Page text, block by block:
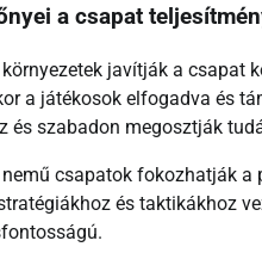
a csapat
javítják a csapat
a játékosok elfogadva és
és szabadon megosztják
csapatok fokozhatják
és taktikákhoz